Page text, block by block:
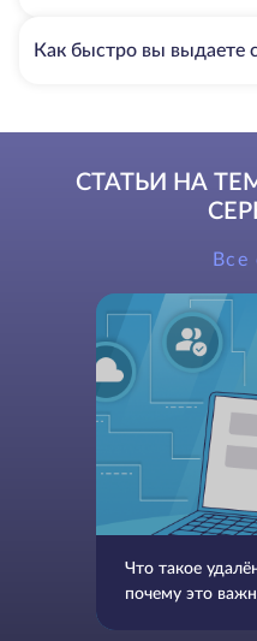
Как быстро вы выдаете
СТАТЬИ НА
Все
Что такое
почему это